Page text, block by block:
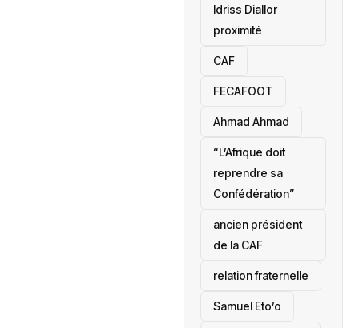
Idriss Diallor
proximité
CAF
FECAFOOT
‎Ahmad Ahmad
“L’Afrique doit
reprendre sa
Confédération”
ancien président
de la CAF
relation fraternelle
Samuel Eto’o